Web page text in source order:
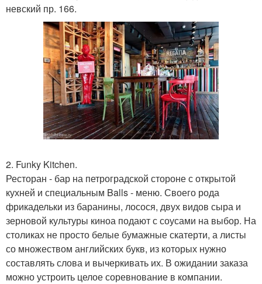
невский пр. 166.
2. Funky Kitchen.
Ресторан - бар на петроградской стороне с открытой
кухней и специальным Balls - меню. Своего рода
фрикадельки из баранины, лосося, двух видов сыра и
зерновой культуры киноа подают с соусами на выбор. На
столиках не просто белые бумажные скатерти, а листы
со множеством английских букв, из которых нужно
составлять слова и вычеркивать их. В ожидании заказа
можно устроить целое соревнование в компании.